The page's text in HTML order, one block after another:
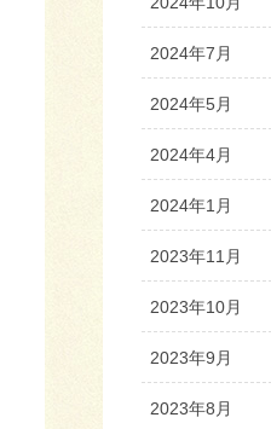
2024年7月
2024年5月
2024年4月
2024年1月
2023年11月
2023年10月
2023年9月
2023年8月